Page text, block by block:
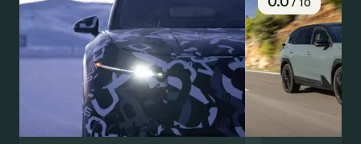
/ 10